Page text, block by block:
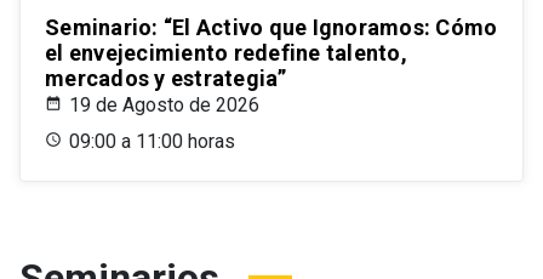
Seminario: “El Activo que Ignoramos: Cómo
el envejecimiento redefine talento,
mercados y estrategia”
19 de Agosto de 2026
09:00 a 11:00 horas